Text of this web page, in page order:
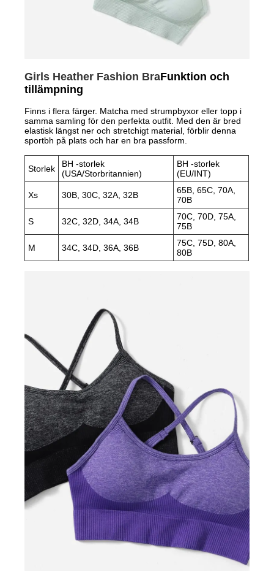
Girls Heather Fashion BraFunktion och
tillämpning
Finns i flera färger. Matcha med strumpbyxor eller topp i
samma samling för den perfekta outfit. Med den är bred
elastisk längst ner och stretchigt material, förblir denna
sportbh på plats och har en bra passform.
Storlek
BH -storlek
(USA/Storbritannien)
BH -storlek
(EU/INT)
Xs 30B, 30C, 32A, 32B
65B, 65C, 70A,
70B
S 32C, 32D, 34A, 34B
70C, 70D, 75A,
75B
M 34C, 34D, 36A, 36B
75C, 75D, 80A,
80B